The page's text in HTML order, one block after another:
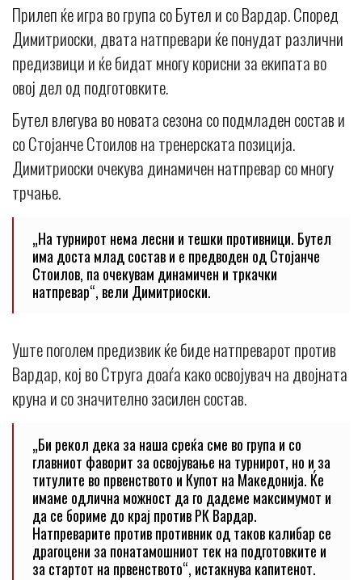
Прилеп ќе игра во група со Бутел и со Вардар. Според
Димитриоски, двата натпревари ќе понудат различни
предизвици и ќе бидат многу корисни за екипата во
овој дел од подготовките.
Бутел влегува во новата сезона со подмладен состав и
со Стојанче Стоилов на тренерската позиција.
Димитриоски очекува динамичен натпревар со многу
трчање.
„На турнирот нема лесни и тешки противници. Бутел
има доста млад состав и е предводен од Стојанче
Стоилов, па очекувам динамичен и тркачки
натпревар“, вели Димитриоски.
Уште поголем предизвик ќе биде натпреварот против
Вардар, кој во Струга доаѓа како освојувач на двојната
круна и со значително засилен состав.
„Би рекол дека за наша среќа сме во група и со
главниот фаворит за освојување на турнирот, но и за
титулите во првенството и Купот на Македонија. Ќе
имаме одлична можност да го дадеме максимумот и
да се бориме до крај против РК Вардар.
Натпреварите против противник од таков калибар се
драгоцени за понатамошниот тек на подготовките и
за стартот на првенството“, истакнува капитенот.